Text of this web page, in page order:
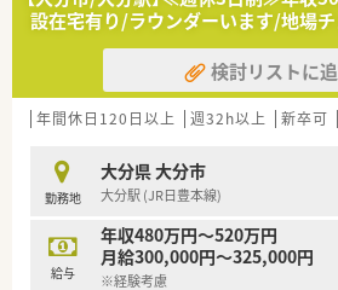
■展開の約6割は病院門前薬局、その
サポート薬局、在宅専門薬局、漢方専
剤薬局の全ての形態での展開があり
■店舗ごとの調剤マニュアル・内規が
Ｃ研修もチェックリストを元に指導
の研修が可能。
できる環境です。※中途入社の方も病
場受入体制も安心です。
■年間100講座以上の自由参加の研修
修・服薬指導研修・医学部教授等の講演
■法定では3歳までの時短勤務も、小
るまで取得が可能！9割以上の社員が
設在宅有り/ラウンダーいます/地場
検討リストに
年間休日120日以上 週32h以上 新卒可
勤務地
大分県 大分市
大分駅 (JR日豊本線)
給与
年収480万円～520万円
月給300,000円～325,000円
※経験考慮